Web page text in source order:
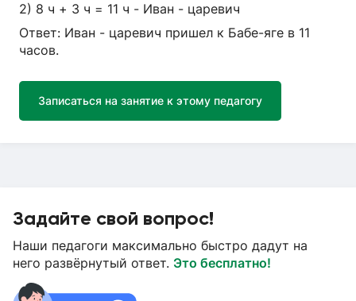
2) 8 ч + 3 ч = 11 ч - Иван - царевич
Ответ: Иван - царевич пришел к Бабе-яге в 11
часов.
Записаться на занятие к этому педагогу
Задайте свой вопрос!
Наши педагоги максимально быстро дадут на
него развёрнутый ответ. Это бесплатно!